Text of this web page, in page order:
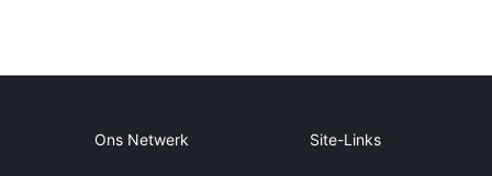
Ons Netwerk Site-Links